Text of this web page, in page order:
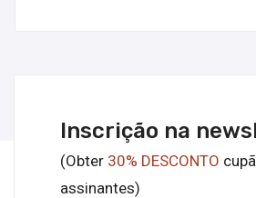
Inscrição na
(Obter 30% DESCONTO
assinantes)